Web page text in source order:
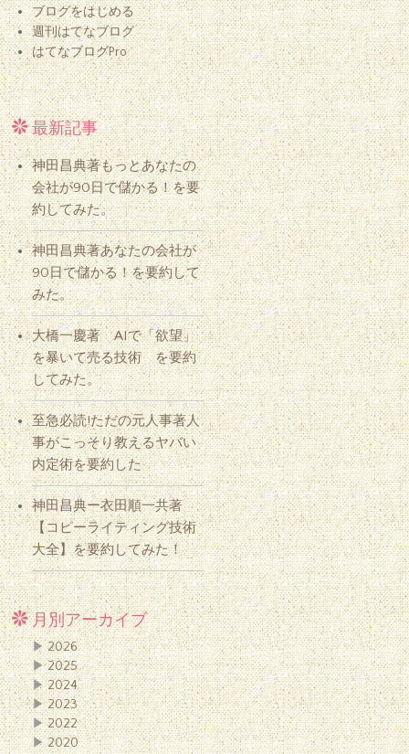
ブログをはじめる
週刊はてなブログ
はてなブログPro
最新記事
神田昌典著もっとあなたの
会社が90日で儲かる！を要
約してみた。
神田昌典著あなたの会社が
90日で儲かる！を要約して
みた。
大橋一慶著 AIで「欲望」
を暴いて売る技術 を要約
してみた。
至急必読!ただの元人事著人
事がこっそり教えるヤバい
内定術を要約した
神田昌典ー衣田順一共著
【コピーライティング技術
大全】を要約してみた！
月別アーカイブ
▶2026
▶2025
▶2024
▶ 2023
▶2022
▶ 2020